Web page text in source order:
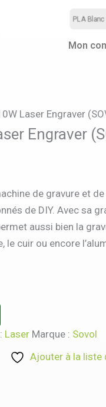
Mon
Laser Engraver
Engraver
de gravure et
de DIY. Avec sa
aussi bien la
le cuir ou encore
Laser Marque : Sovol
Ajouter à la liste